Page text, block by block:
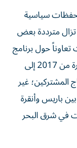
سياسية
مترددة بعض
حول برنامج
محتمل للدفاع الجوي طويل المدى ‌في الفترة من 2017 إلى
المشتركين؛ غير
باريس وأنقرة
‌في شرق ‌البحر